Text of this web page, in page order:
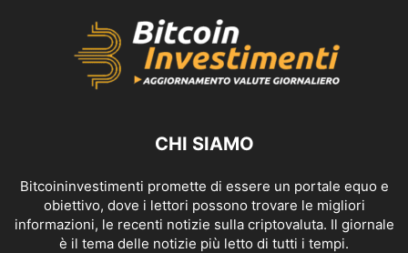
CHI SIAMO
Bitcoininvestimenti promette di essere un portale equo e
obiettivo, dove i lettori possono trovare le migliori
informazioni, le recenti notizie sulla criptovaluta. Il giornale
è il tema delle notizie più letto di tutti i tempi.